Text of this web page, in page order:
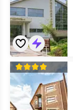
комплекс
шведский
стол
«Лачи»
★★★★
гостиничный
комплекс
шведский
стол